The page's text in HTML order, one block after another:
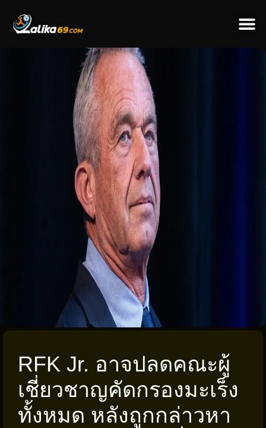
RFK Jr. อาจปลดคณะผู้
เชี่ยวชาญคัดกรองมะเร็ง
ทั้งหมด หลังถูกกล่าวหา